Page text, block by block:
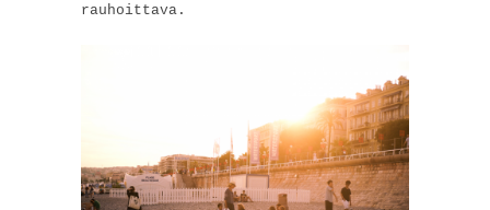
rauhoittava.